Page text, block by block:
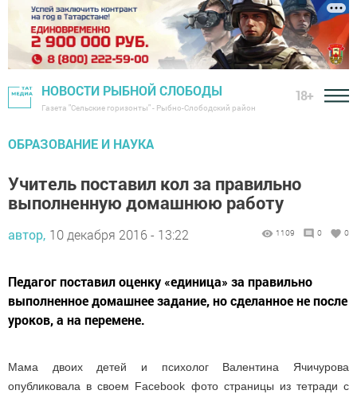
НОВОСТИ РЫБНОЙ СЛОБОДЫ
Газета "Сельские горизонты" - Рыбно-Слободский район
18+
ОБРАЗОВАНИЕ И НАУКА
Учитель поставил кол за правильно
выполненную домашнюю работу
автор, 10 декабря 2016 - 13:22 1109 0 0
Педагог поставил оценку «единица» за правильно
выполненное домашнее задание, но сделанное не после
уроков, а на перемене.
Мама двоих детей и психолог Валентина Ячичурова
опубликовала в своем Facebook фото страницы из тетради с